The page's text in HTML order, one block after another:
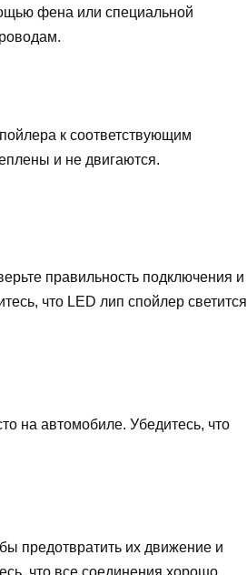
фена или специальной
к соответствующим
и не двигаются.
правильность подключения и
что LED лип спойлер светится
на автомобиле. Убедитесь, что
предотвратить их движение и